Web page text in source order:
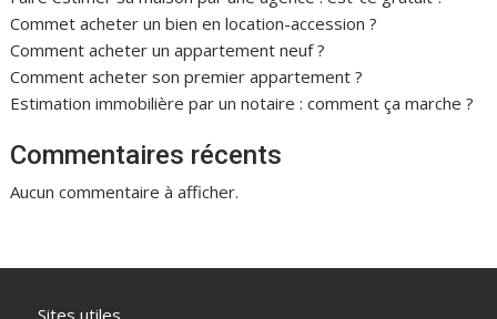
Commet acheter un bien en location-accession ?
Comment acheter un appartement neuf ?
Comment acheter son premier appartement ?
Estimation immobilière par un notaire : comment ça marche ?
Commentaires récents
Aucun commentaire à afficher.
Sites utiles